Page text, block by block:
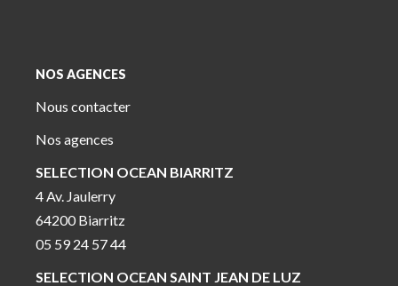
NOS AGENCES
Nous contacter
Nos agences
SELECTION OCEAN BIARRITZ
4 Av. Jaulerry
64200 Biarritz
05 59 24 57 44
SELECTION OCEAN SAINT JEAN DE LUZ